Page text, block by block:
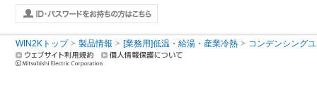
WIN2Kトップ 製品情報 [業務用]低温・給湯・産業冷熱 コンデンシング